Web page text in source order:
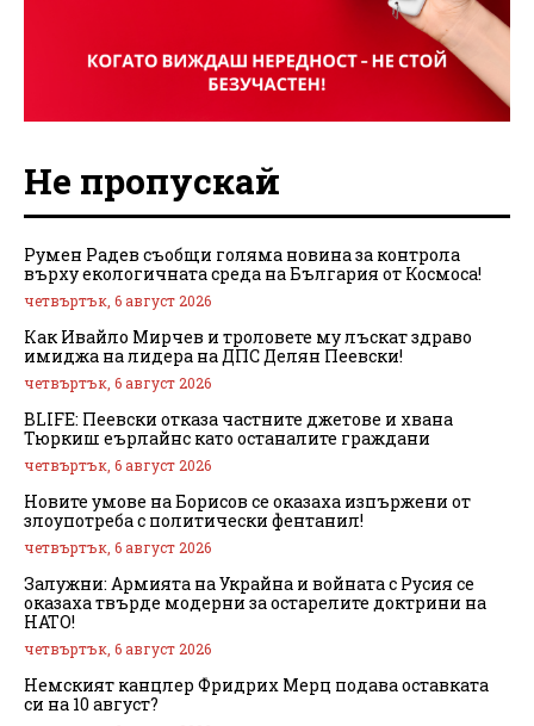
Не пропускай
Румен Радев съобщи голяма новина за контрола
върху екологичната среда на България от Космоса!
четвъртък, 6 август 2026
Как Ивайло Мирчев и троловете му лъскат здраво
имиджа на лидера на ДПС Делян Пеевски!
четвъртък, 6 август 2026
BLIFE: Пеевски отказа частните джетове и хвана
Тюркиш еърлайнс като останалите граждани
четвъртък, 6 август 2026
Новите умове на Борисов се оказаха изпържени от
злоупотреба с политически фентанил!
четвъртък, 6 август 2026
Залужни: Армията на Украйна и войната с Русия се
оказаха твърде модерни за остарелите доктрини на
НАТО!
четвъртък, 6 август 2026
Немският канцлер Фридрих Мерц подава оставката
си на 10 август?